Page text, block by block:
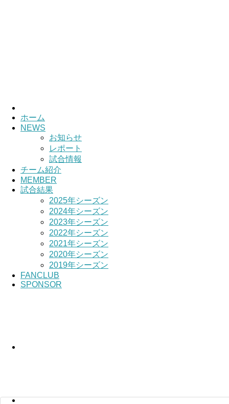
ホーム
NEWS
お知らせ
レポート
試合情報
チーム紹介
MEMBER
試合結果
2025年シーズン
2024年シーズン
2023年シーズン
2022年シーズン
2021年シーズン
2020年シーズン
2019年シーズン
FANCLUB
SPONSOR